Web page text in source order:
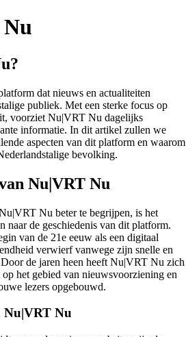
dat nieuws en actualiteiten
publiek. Met een sterke focus op
voorziet Nu|VRT Nu dagelijks
informatie. In dit artikel zullen we
aspecten van dit platform en waarom
bevolking.
Nu|VRT Nu
Nu beter te begrijpen, is het
naar de geschiedenis van dit platform.
van de 21e eeuw als een digitaal
verwierf vanwege zijn snelle en
de jaren heen heeft Nu|VRT Nu zich
het gebied van nieuwsvoorziening en
lezers opgebouwd.
Nu|VRT Nu